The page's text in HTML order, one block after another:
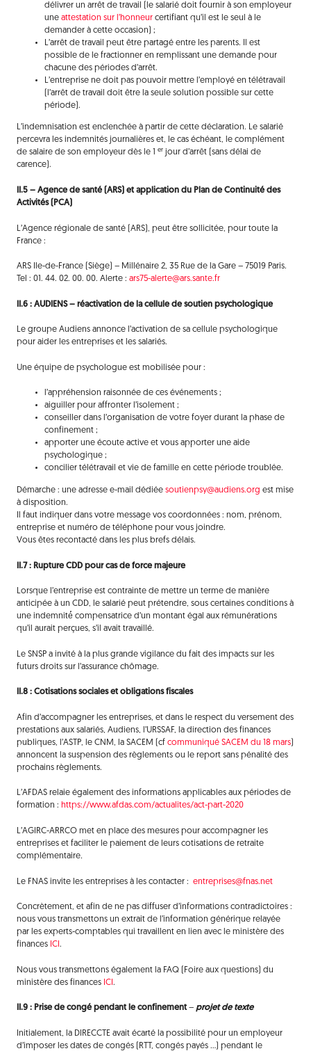
délivrer un arrêt de travail (le salarié doit fournir à son employeur
une attestation sur l’honneurcertifiant qu’il est le seul à le
demander à cette occasion) ;
L’arrêt de travail peut être partagé entre les parents. Il est
possible de le fractionner en remplissant une demande pour
chacune des périodes d’arrêt.
L’entreprise ne doit pas pouvoir mettre l’employé en télétravail
(l’arrêt de travail doit être la seule solution possible sur cette
période).
L’indemnisation est enclenchée à partir de cette déclaration. Le salarié
percevra les indemnités journalières et, le cas échéant, le complément
de salaire de son employeur dès le 1
er
jour d’arrêt (sans délai de
carence).
II.5 – Agence de santé (ARS) et application du Plan de Continuité des
Activités (PCA)
L’Agence régionale de santé (ARS), peut être sollicitée, pour toute la
France :
ARS Ile-de-France (Siège) – Millénaire 2, 35 Rue de la Gare – 75019 Paris.
Tel : 01. 44. 02. 00. 00. Alerte : ars75-alerte@ars.sante.fr
II.6 : AUDIENS – réactivation de la cellule de soutien psychologique
Le groupe Audiens annonce l’activation de sa cellule psychologique
pour aider les entreprises et les salariés.
Une équipe de psychologue est mobilisée pour :
l’appréhension raisonnée de ces événements ;
aiguiller pour affronter l’isolement ;
conseiller dans l’organisation de votre foyer durant la phase de
confinement ;
apporter une écoute active et vous apporter une aide
psychologique ;
concilier télétravail et vie de famille en cette période troublée.
Démarche : une adresse e-mail dédiée soutienpsy@audiens.org est mise
à disposition.
Il faut indiquer dans votre message vos coordonnées : nom, prénom,
entreprise et numéro de téléphone pour vous joindre.
Vous êtes recontacté dans les plus brefs délais.
II.7 : Rupture CDD pour cas de force majeure
Lorsque l’entreprise est contrainte de mettre un terme de manière
anticipée à un CDD, le salarié peut prétendre, sous certaines conditions à
une indemnité́ compensatrice d’un montant égal aux rémunérations
qu’il aurait perçues, s’il avait travaillé.
Le SNSP a invité à la plus grande vigilance du fait des impacts sur les
futurs droits sur l’assurance chômage.
II.8 : Cotisations sociales et obligations fiscales
Afin d’accompagner les entreprises, et dans le respect du versement des
prestations aux salariés, Audiens, l’URSSAF, la direction des finances
publiques, l’ASTP, le CNM, la SACEM (cf communiqué SACEM du 18 mars)
annoncent la suspension des règlements ou le report sans pénalité des
prochains règlements.
L’AFDAS relaie également des informations applicables aux périodes de
formation : https://www.afdas.com/actualites/act-part-2020
L’AGIRC-ARRCO met en place des mesures pour accompagner les
entreprises et faciliter le paiement de leurs cotisations de retraite
complémentaire.
Le FNAS invite les entreprises à les contacter : entreprises@fnas.net
Concrètement, et afin de ne pas diffuser d’informations contradictoires :
nous vous transmettons un extrait de l’information générique relayée
par les experts-comptables qui travaillent en lien avec le ministère des
finances ICI .
Nous vous transmettons également la FAQ (Foire aux questions) du
ministère des finances ICI .
II.9 : Prise de congé pendant le confinement–projet de texte
Initialement, la DIRECCTE avait écarté la possibilité pour un employeur
d’imposer les dates de congés (RTT, congés payés …) pendant le